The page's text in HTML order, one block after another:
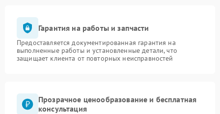
Гарантия на работы и запчасти
Предоставляется документированная гарантия на
выполненные работы и установленные детали, что
защищает клиента от повторных неисправностей
Прозрачное ценообразование и бесплатная
консультация